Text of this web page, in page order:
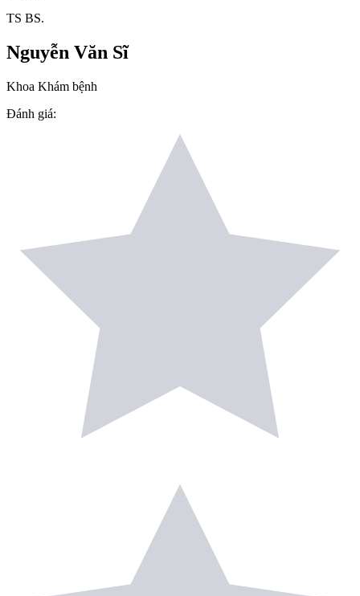
TS BS.
Nguyễn Văn Sĩ
Khoa Khám bệnh
Đánh giá: